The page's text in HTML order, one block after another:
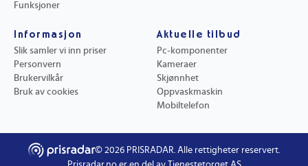
Funksjoner
Informasjon
Slik samler vi inn priser
Personvern
Brukervilkår
Bruk av cookies
Aktuelle tilbud
Pc-komponenter
Kameraer
Skjønnhet
Oppvaskmaskin
Mobiltelefon
© 2026 PRISRADAR. Alle rettigheter reservert.